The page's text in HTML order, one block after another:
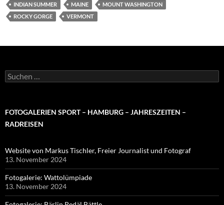
INDIAN SUMMER
MAINE
MOUNT WASHINGTON
ROCKY GORGE
VERMONT
Suchen
nach:
FOTOGALERIEN SPORT – HAMBURG – JAHRESZEITEN –
RADREISEN
Website von Markus Tischler, Freier Journalist und Fotograf
13. November 2024
Fotogalerie: Wattolümpiade
13. November 2024